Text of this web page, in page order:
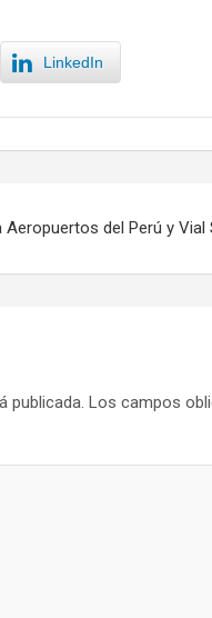
LinkedIn
del Perú y Vial
publicada. Los campos